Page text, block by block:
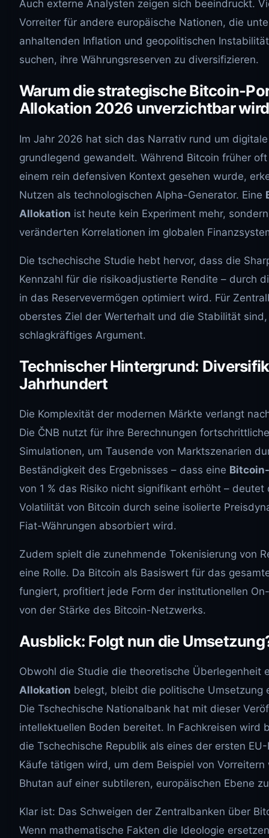
Auch externe Analysten zeigen sich beeindruckt.
Vorreiter für andere europäische Nationen, die
anhaltenden Inflation und geopolitischen
suchen, ihre Währungsreserven zu diversifizieren.
Warum die strategische Bitcoin-
Allokation 2026 unverzichtbar wird
Im Jahr 2026 hat sich das Narrativ rund um
grundlegend gewandelt. Während Bitcoin früher oft
einem rein defensiven Kontext gesehen wurde,
Nutzen als technologischen Alpha-Generator. Eine
Allokation ist heute kein Experiment mehr,
veränderten Korrelationen im globalen
Die tschechische Studie hebt hervor, dass die
Kennzahl für die risikoadjustierte Rendite – durch
in das Reservevermögen optimiert wird. Für
oberstes Ziel der Werterhalt und die Stabilität
schlagkräftiges Argument.
Technischer Hintergrund:
Jahrhundert
Die Komplexität der modernen Märkte verlangt
Die ČNB nutzt für ihre Berechnungen
Simulationen, um Tausende von Marktszenarien
Beständigkeit des Ergebnisses – dass eine
von 1 % das Risiko nicht signifikant erhöht –
Volatilität von Bitcoin durch seine isolierte
Fiat-Währungen absorbiert wird.
Zudem spielt die zunehmende Tokenisierung von
eine Rolle. Da Bitcoin als Basiswert für das
fungiert, profitiert jede Form der institutionellen
von der Stärke des Bitcoin-Netzwerks.
Ausblick: Folgt nun die
Obwohl die Studie die theoretische Überlegenheit
Allokation belegt, bleibt die politische Umsetzung
Die Tschechische Nationalbank hat mit dieser
intellektuellen Boden bereitet. In Fachkreisen wird
die Tschechische Republik als eines der ersten
Käufe tätigen wird, um dem Beispiel von Vorreitern
Bhutan auf einer subtileren, europäischen Ebene
Klar ist: Das Schweigen der Zentralbanken über
Wenn mathematische Fakten die Ideologie